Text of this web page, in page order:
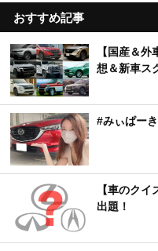
おすすめ記事
【国産＆
想＆新車ス
#みぃぱー
【車のク
出題！